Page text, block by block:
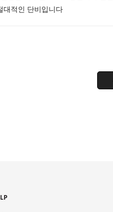
대적인 단비입니다